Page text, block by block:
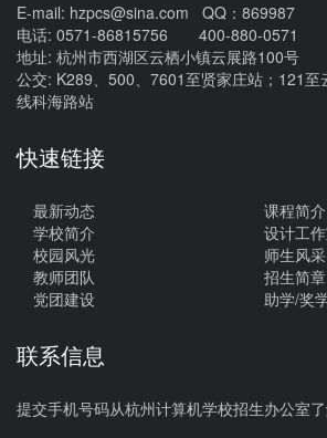
E-mail: hzpcs@sina.com QQ：869987
电话: 0571-86815756 400-880-0571
地址: 杭州市西湖区云栖小镇云展路100号
公交: K289、500、7601至贤家庄站；121至
线科海路站
快速链接
最新动态
学校简介
校园风光
教师团队
党团建设
课程简介
设计工
师生风采
招生简章
助学/奖
联系信息
提交手机号码从杭州计算机学校招生办公室了